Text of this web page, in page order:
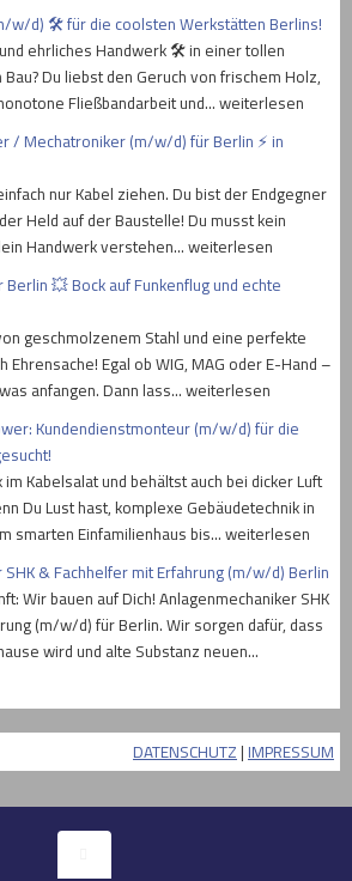
w/d) 🛠️ für die coolsten Werkstätten Berlins!
ehrliches Handwerk 🛠️ in einer tollen
Du liebst den Geruch von frischem Holz,
Fließbandarbeit und… weiterlesen
/ Mechatroniker (m/w/d) für Berlin ⚡ in
nur Kabel ziehen. Du bist der Endgegner
Held auf der Baustelle! Du musst kein
Handwerk verstehen… weiterlesen
💥 Bock auf Funkenflug und echte
geschmolzenem Stahl und eine perfekte
Ehrensache! Egal ob WIG, MAG oder E-Hand –
anfangen. Dann lass… weiterlesen
Kundendienstmonteur (m/w/d) für die
im Kabelsalat und behältst auch bei dicker Luft
Du Lust hast, komplexe Gebäudetechnik in
smarten Einfamilienhaus bis… weiterlesen
& Fachhelfer mit Erfahrung (m/w/d) Berlin
Wir bauen auf Dich! Anlagenmechaniker SHK
(m/w/d) für Berlin. Wir sorgen dafür, dass
wird und alte Substanz neuen…
DATENSCHUTZ | IMPRESSUM